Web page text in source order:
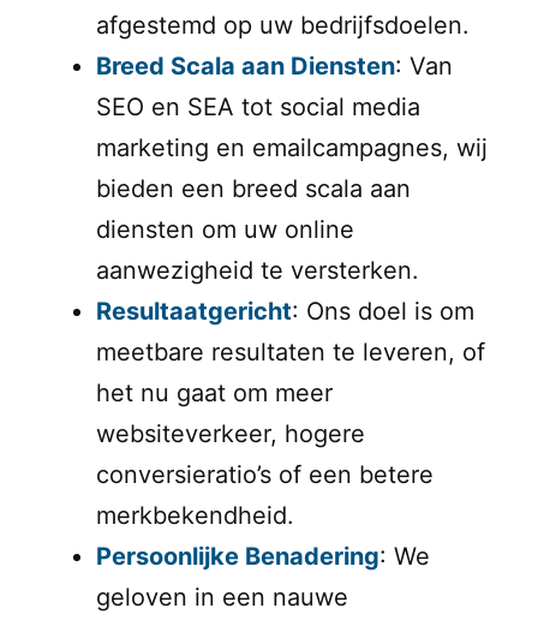
afgestemd op uw bedrijfsdoelen.
Breed Scala aan Diensten: Van
SEO en SEA tot social media
marketing en emailcampagnes, wij
bieden een breed scala aan
diensten om uw online
aanwezigheid te versterken.
Resultaatgericht: Ons doel is om
meetbare resultaten te leveren, of
het nu gaat om meer
websiteverkeer, hogere
conversieratio’s of een betere
merkbekendheid.
Persoonlijke Benadering: We
geloven in een nauwe